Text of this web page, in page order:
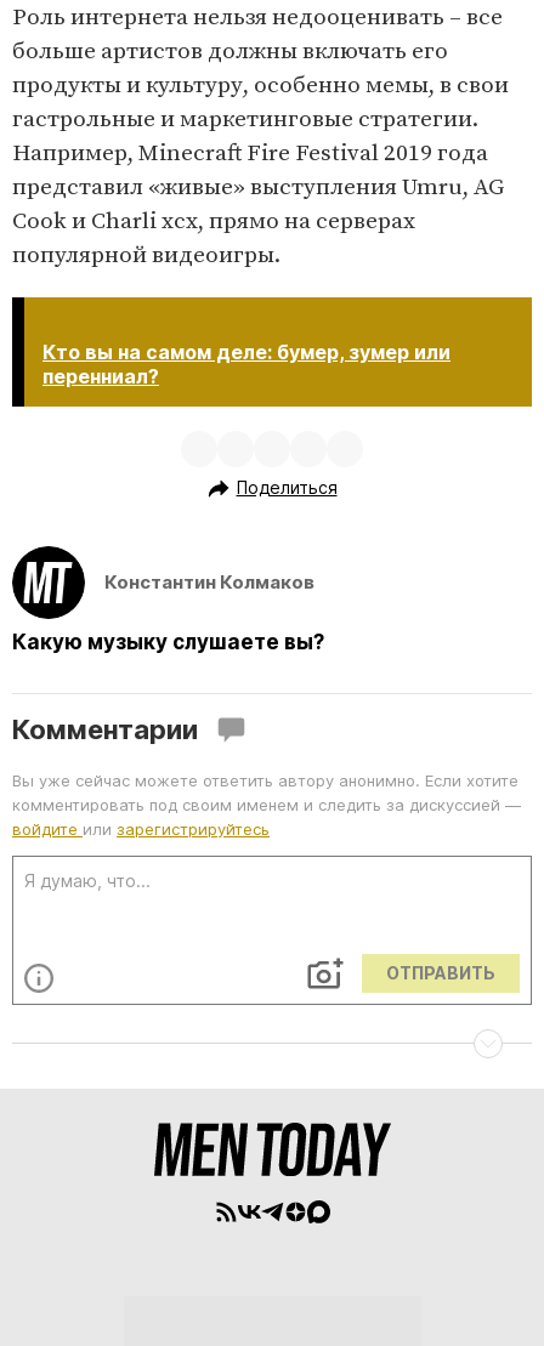
Роль интернета нельзя недооценивать – все
больше артистов должны включать его
продукты и культуру, особенно мемы, в свои
гастрольные и маркетинговые стратегии.
Например, Minecraft Fire Festival 2019 года
представил «живые» выступления Umru, AG
Cook и Charli xcx, прямо на серверах
популярной видеоигры.
Кто вы на самом деле: бумер, зумер или
перенниал?
Поделиться
Константин Колмаков
Какую музыку слушаете вы?
Комментарии
Вы уже сейчас можете ответить автору анонимно. Если хотите
комментировать под своим именем и следить за дискуссией —
войдите или зарегистрируйтесь
ОТПРАВИТЬ